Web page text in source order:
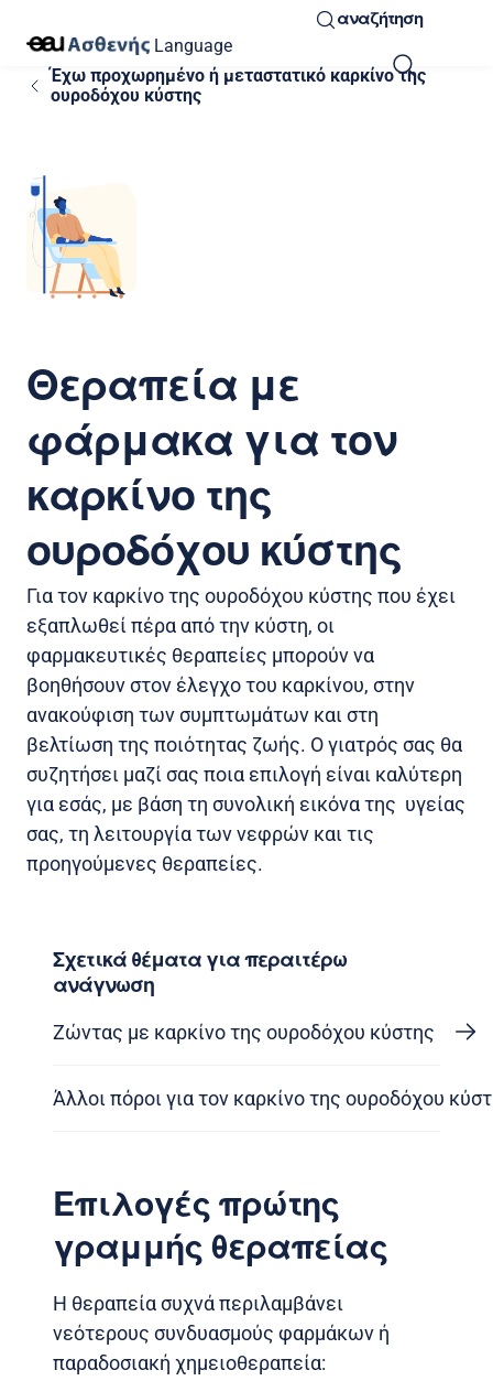
Language
αναζήτηση
Έχω προχωρημένο ή μεταστατικό καρκίνο της
ουροδόχου κύστης
Θεραπεία με
φάρμακα για τον
καρκίνο της
ουροδόχου κύστης
Για τον καρκίνο της ουροδόχου κύστης που έχει
εξαπλωθεί πέρα από την κύστη, οι
φαρμακευτικές θεραπείες μπορούν να
βοηθήσουν στον έλεγχο του καρκίνου, στην
ανακούφιση των συμπτωμάτων και στη
βελτίωση της ποιότητας ζωής. Ο γιατρός σας θα
συζητήσει μαζί σας ποια επιλογή είναι καλύτερη
για εσάς, με βάση τη συνολική εικόνα της υγείας
σας, τη λειτουργία των νεφρών και τις
προηγούμενες θεραπείες.
Σχετικά θέματα για περαιτέρω
ανάγνωση
Ζώντας με καρκίνο της ουροδόχου κύστης
Άλλοι πόροι για τον καρκίνο της ουροδόχου
Επιλογές πρώτης
γραμμής θεραπείας
Η θεραπεία συχνά περιλαμβάνει
νεότερους συνδυασμούς φαρμάκων ή
παραδοσιακή χημειοθεραπεία: